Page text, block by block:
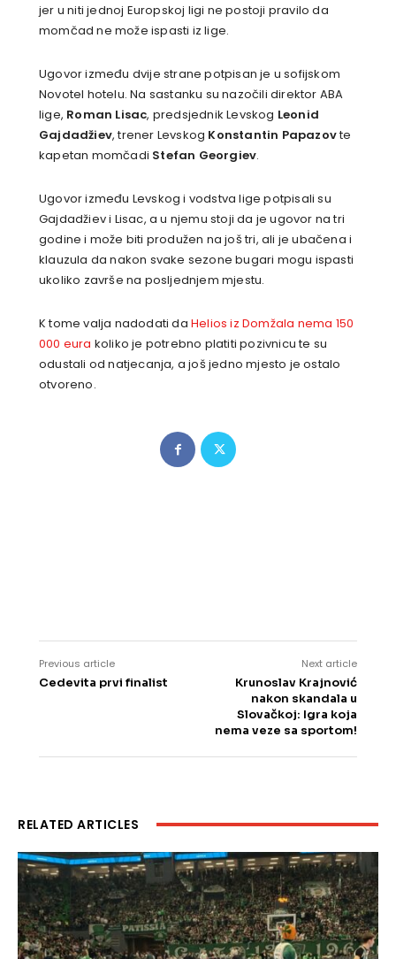
jer u niti jednoj Europskoj ligi ne postoji pravilo da
momčad ne može ispasti iz lige.
Ugovor između dvije strane potpisan je u sofijskom
Novotel hotelu. Na sastanku su nazočili direktor ABA
lige, Roman Lisac, predsjednik Levskog Leonid
Gajdadžiev, trener Levskog Konstantin Papazovte
kapetan momčadi Stefan Georgiev.
Ugovor između Levskog i vodstva lige potpisali su
Gajdadžiev i Lisac, a u njemu stoji da je ugovor na tri
godine i može biti produžen na još tri, ali je ubačena i
klauzula da nakon svake sezone bugari mogu ispasti
ukoliko završe na posljednjem mjestu.
K tome valja nadodati da Helios iz Domžala nema 150
000 eura koliko je potrebno platiti pozivnicu te su
odustali od natjecanja, a još jedno mjesto je ostalo
otvoreno.
Previous article
Cedevita prvi finalist
Next article
Krunoslav Krajnović
nakon skandala u
Slovačkoj: Igra koja
nema veze sa sportom!
RELATED ARTICLES